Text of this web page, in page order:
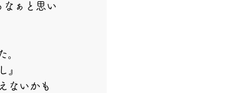
ぁと思い
。
』
ないかも